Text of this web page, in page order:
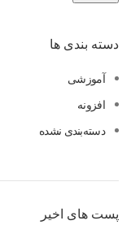
دسته بندی ها
آموزشی
افزونه
دسته‌بندی نشده
پست های اخیر